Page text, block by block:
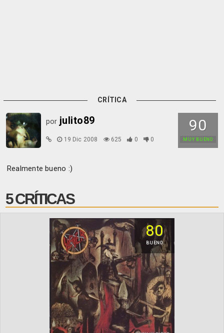
CRÍTICA
90
MUY BUENO
por julito89
19 Dic 2008 625 0 0
Realmente bueno :)
5 CRÍTICAS
80
BUENO